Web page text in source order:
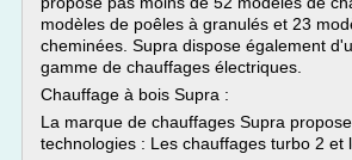
modèles de poêles à granulés et 23
cheminées. Supra dispose également
gamme de chauffages électriques.
Chauffage à bois Supra :
La marque de chauffages Supra
technologies : Les chauffages turbo 2 et